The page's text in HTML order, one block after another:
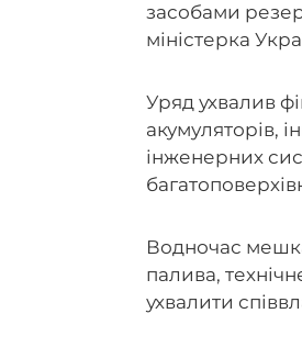
засобами
міністерка
Уряд ухвалив
акумуляторів,
інженерних
Водночас
палива,
ухвалити